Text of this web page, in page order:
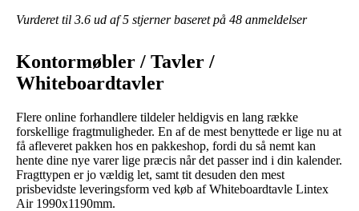
Vurderet til 3.6 ud af 5 stjerner baseret på 48 anmeldelser
Kontormøbler / Tavler /
Whiteboardtavler
Flere online forhandlere tildeler heldigvis en lang række
forskellige fragtmuligheder. En af de mest benyttede er lige nu at
få afleveret pakken hos en pakkeshop, fordi du så nemt kan
hente dine nye varer lige præcis når det passer ind i din kalender.
Fragttypen er jo vældig let, samt tit desuden den mest
prisbevidste leveringsform ved køb af Whiteboardtavle Lintex
Air 1990x1190mm.